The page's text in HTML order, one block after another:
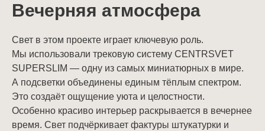
Вечерняя атмосфера
Свет в этом проекте играет ключевую роль.
Мы использовали трековую систему CENTRSVET
SUPERSLIM — одну из самых миниатюрных в мире.
А подсветки объединены единым тёплым спектром.
Это создаёт ощущение уюта и целостности.
Особенно красиво интерьер раскрывается в вечернее
время. Свет подчёркивает фактуры штукатурки и